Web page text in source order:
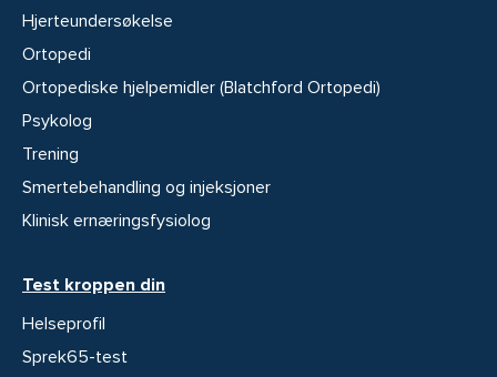
Hjerteundersøkelse
Ortopedi
Ortopediske hjelpemidler (Blatchford Ortopedi)
Psykolog
Trening
Smertebehandling og injeksjoner
Klinisk ernæringsfysiolog
Test kroppen din
Helseprofil
Sprek65-test